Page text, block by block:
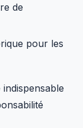
de
pour les